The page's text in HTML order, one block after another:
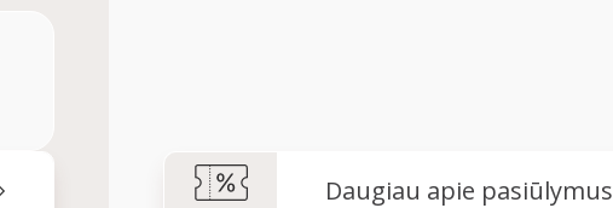
Daugiau apie pasiūlymus